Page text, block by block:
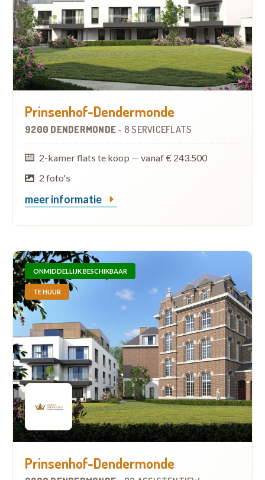
Prinsenhof-Dendermonde
9200 DENDERMONDE - 8 SERVICEFLATS
2-kamer flats te koop — vanaf € 243.500
2 foto's
meer informatie
ONMIDDELLIJK BESCHIKBAAR
TE HUUR
Prinsenhof-Dendermonde